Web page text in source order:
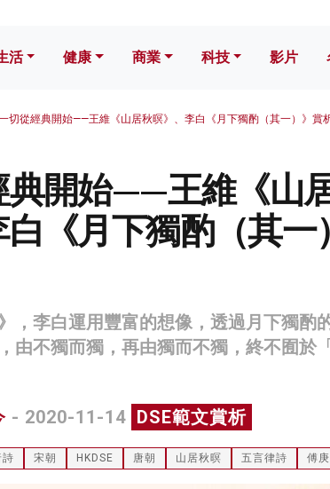
活 健康 商業 科技 影片
切從經典開始——王維《山居秋暝》、李白《月下獨酌（其一）》賞
典開始——王維《山
《月下獨酌（其一
，李白運用豐富的想像，透過月下獨酌
由不獨而獨，再由獨而不獨，終不囿於
- 2020-11-14 DSE範文賞析
詩 宋朝 HKDSE 唐朝 山居秋暝 五言律詩 傅